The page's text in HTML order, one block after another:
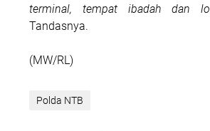
terminal, tempat ibadah dan
Tandasnya.
(MW/RL)
Polda NTB